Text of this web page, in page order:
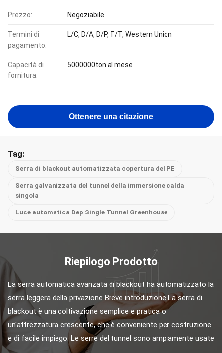
Prezzo: Negoziabile
Termini di
pagamento:
L/C, D/A, D/P, T/T, Western Union
Capacità di
fornitura:
5000000ton al mese
Ottenere una citazione
Tag:
Serra di blackout automatizzata copertura del PE
Serra galvanizzata del tunnel della immersione calda
singola
Luce automatica Dep Single Tunnel Greenhouse
Riepilogo Prodotto
La serra automatica avanzata di blackout ha automatizzato la
serra leggera della privazione Breve introduzione La serra di
blackout è una coltivazione semplice e pratica o
un'attrezzatura crescente, che è conveniente per costruzione
e di facile impiego. Le serre del tunnel sono ampiamente usate